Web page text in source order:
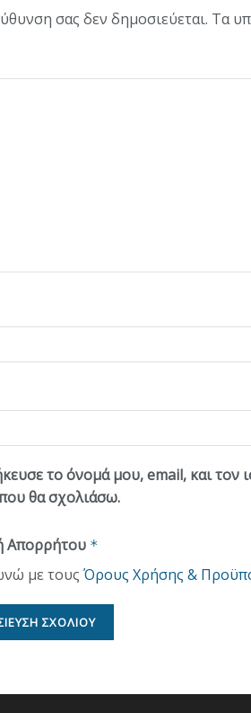
σας δεν δημοσιεύεται. Τα
το όνομά μου, email, και τον
θα σχολιάσω.
Απορρήτου *
με τους Όρους Χρήσης &